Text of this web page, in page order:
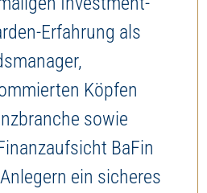
Erfahrung als
Köpfen
sowie
BaFin
ein sicheres